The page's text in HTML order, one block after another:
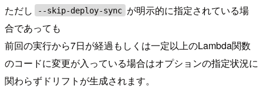
ただし --skip-deploy-sync が明示的に指定されている場
合であっても
前回の実行から7日が経過もしくは一定以上のLambda関数
のコードに変更が入っている場合はオプションの指定状況に
関わらずドリフトが生成されます。